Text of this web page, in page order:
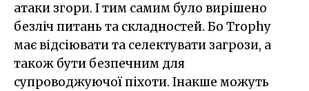
атаки згори. І тим самим було вирішено
безліч питань та складностей. Бо Trophy
має відсіювати та селектувати загрози, а
також бути безпечним для
супроводжуючої піхоти. Інакше можуть